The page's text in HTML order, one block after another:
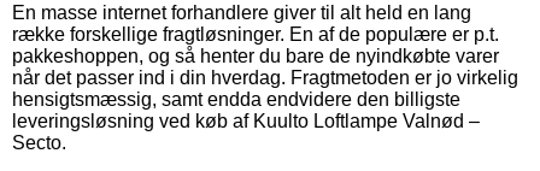
En masse internet forhandlere giver til alt held en lang
række forskellige fragtløsninger. En af de populære er p.t.
pakkeshoppen, og så henter du bare de nyindkøbte varer
når det passer ind i din hverdag. Fragtmetoden er jo virkelig
hensigtsmæssig, samt endda endvidere den billigste
leveringsløsning ved køb af Kuulto Loftlampe Valnød –
Secto.